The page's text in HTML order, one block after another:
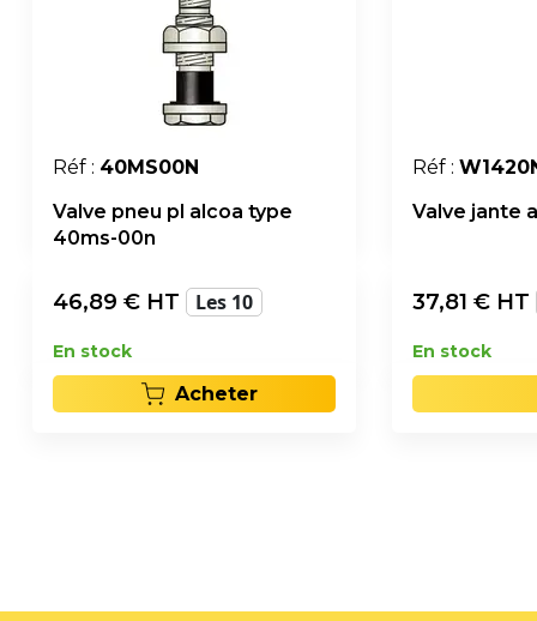
Réf : 40MS00N
Valve pneu pl alcoa type
40ms-00n
46,89 € HT Les 10
En stock
Acheter
Réf :
Valve jante
37,81 € HT
En stock